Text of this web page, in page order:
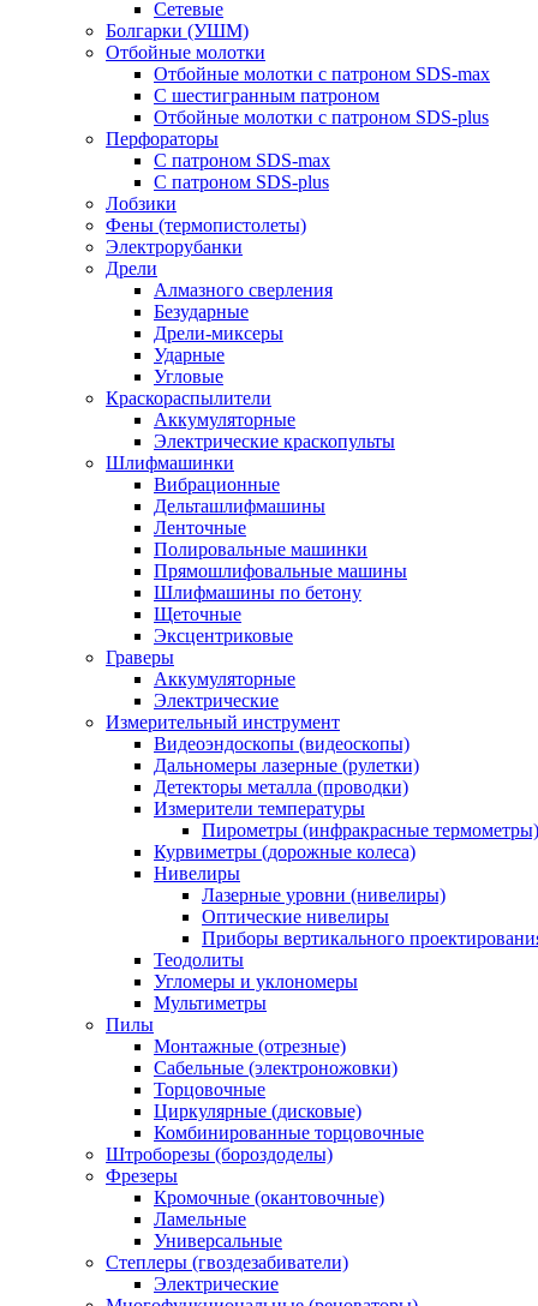
Сетевые
Болгарки (УШМ)
Отбойные молотки
Отбойные молотки с патроном SDS-max
С шестигранным патроном
Отбойные молотки с патроном SDS-plus
Перфораторы
С патроном SDS-max
С патроном SDS-plus
Лобзики
Фены (термопистолеты)
Электрорубанки
Дрели
Алмазного сверления
Безударные
Дрели-миксеры
Ударные
Угловые
Краскораспылители
Аккумуляторные
Электрические краскопульты
Шлифмашинки
Вибрационные
Дельташлифмашины
Ленточные
Полировальные машинки
Прямошлифовальные машины
Шлифмашины по бетону
Щеточные
Эксцентриковые
Граверы
Аккумуляторные
Электрические
Измерительный инструмент
Видеоэндоскопы (видеоскопы)
Дальномеры лазерные (рулетки)
Детекторы металла (проводки)
Измерители температуры
Пирометры (инфракрасные термометры)
Курвиметры (дорожные колеса)
Нивелиры
Лазерные уровни (нивелиры)
Оптические нивелиры
Приборы вертикального
Теодолиты
Угломеры и уклономеры
Мультиметры
Пилы
Монтажные (отрезные)
Сабельные (электроножовки)
Торцовочные
Циркулярные (дисковые)
Комбинированные торцовочные
Штроборезы (бороздоделы)
Фрезеры
Кромочные (окантовочные)
Ламельные
Универсальные
Степлеры (гвоздезабиватели)
Электрические